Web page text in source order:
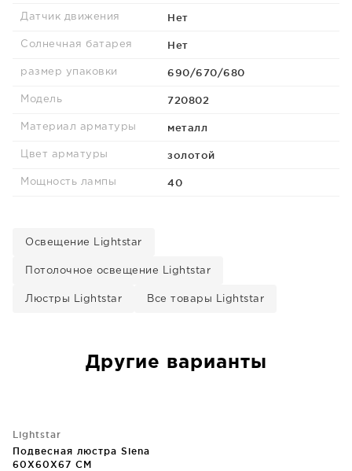
Датчик движения Нет
Солнечная батарея Нет
размер упаковки 690/670/680
Модель 720802
Материал арматуры металл
Цвет арматуры золотой
Мощность лампы 40
Освещение Lightstar
Потолочное освещение Lightstar
Люстры Lightstar Все товары Lightstar
Другие варианты
Lightstar
Подвесная люстра Siena
60X60X67 CM